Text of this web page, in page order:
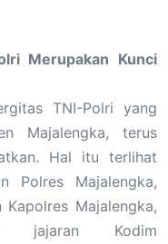
Merupakan Kunci
TNI-Polri yang
Majalengka, terus
Hal itu terlihat
Polres Majalengka,
Majalengka,
jajaran Kodim